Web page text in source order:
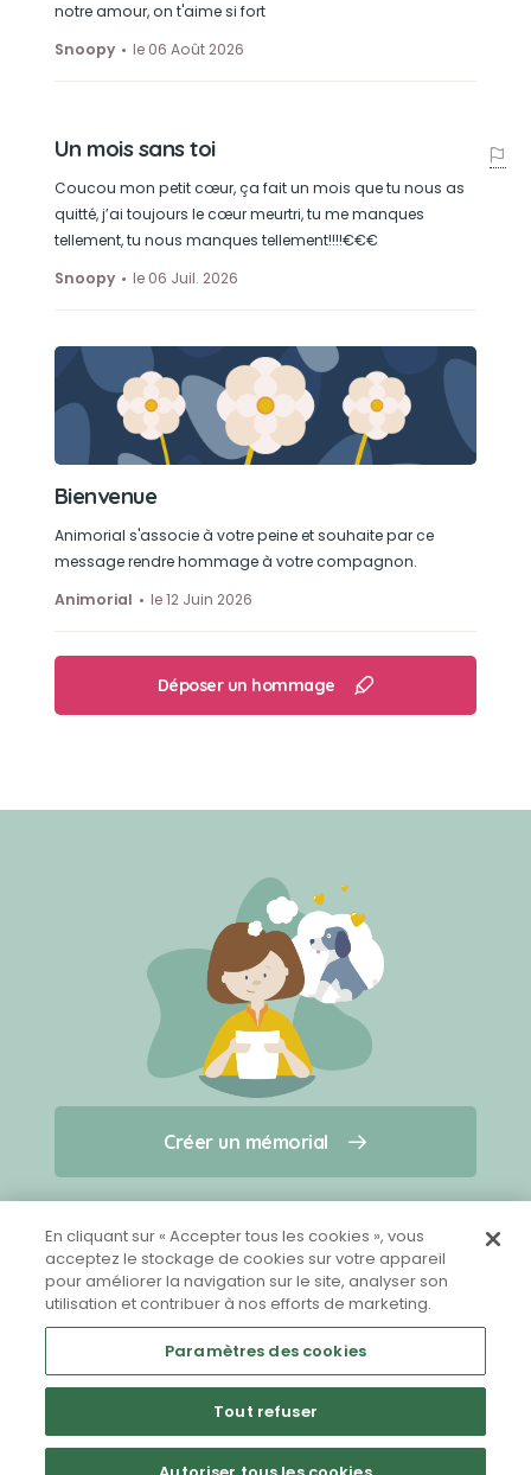
Créer un mémorial
Qui sommes-nous ?
Nous contacter
Partager sur Facebook
notre amour, on t'aime si fort
Snoopy
le 06 Août 2026
Un mois sans toi
Coucou mon petit cœur, ça fait un mois que tu nous as
quitté, j’ai toujours le cœur meurtri, tu me manques
tellement, tu nous manques tellement!!!!€€€
Snoopy
le 06 Juil. 2026
Bienvenue
Animorial s'associe à votre peine et souhaite par ce
message rendre hommage à votre compagnon.
Animorial
le 12 Juin 2026
Déposer un hommage
Créer un mémorial
En cliquant sur « Accepter tous les cookies », vous
acceptez le stockage de cookies sur votre appareil
pour améliorer la navigation sur le site, analyser son
utilisation et contribuer à nos efforts de marketing.
Paramètres des cookies
Tout refuser